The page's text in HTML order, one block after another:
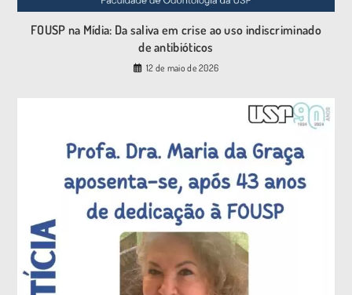
FOUSP na Mídia: Da saliva em crise ao uso indiscriminado
de antibióticos
12 de maio de 2026